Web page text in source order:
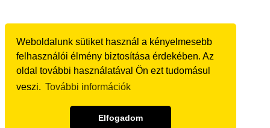
Weboldalunk sütiket használ a kényelmesebb
felhasználói élmény biztosítása érdekében. Az
oldal további használatával Ön ezt tudomásul
veszi. További információk
Elfogadom